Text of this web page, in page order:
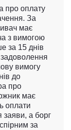
про оплату
За
має
з вимогою
за 15 днів
вимогу
до
про
має
оплати
а борг
за